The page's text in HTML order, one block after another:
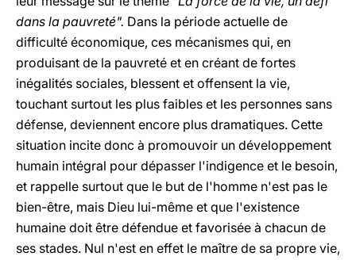
dans la pauvreté". Dans la période actuelle de
difficulté économique, ces mécanismes qui, en
produisant de la pauvreté et en créant de fortes
inégalités sociales, blessent et offensent la vie,
touchant surtout les plus faibles et les personnes sans
défense, deviennent encore plus dramatiques. Cette
situation incite donc à promouvoir un développement
humain intégral pour dépasser l'indigence et le besoin,
et rappelle surtout que le but de l'homme n'est pas le
bien-être, mais Dieu lui-même et que l'existence
humaine doit être défendue et favorisée à chacun de
ses stades. Nul n'est en effet le maître de sa propre vie,